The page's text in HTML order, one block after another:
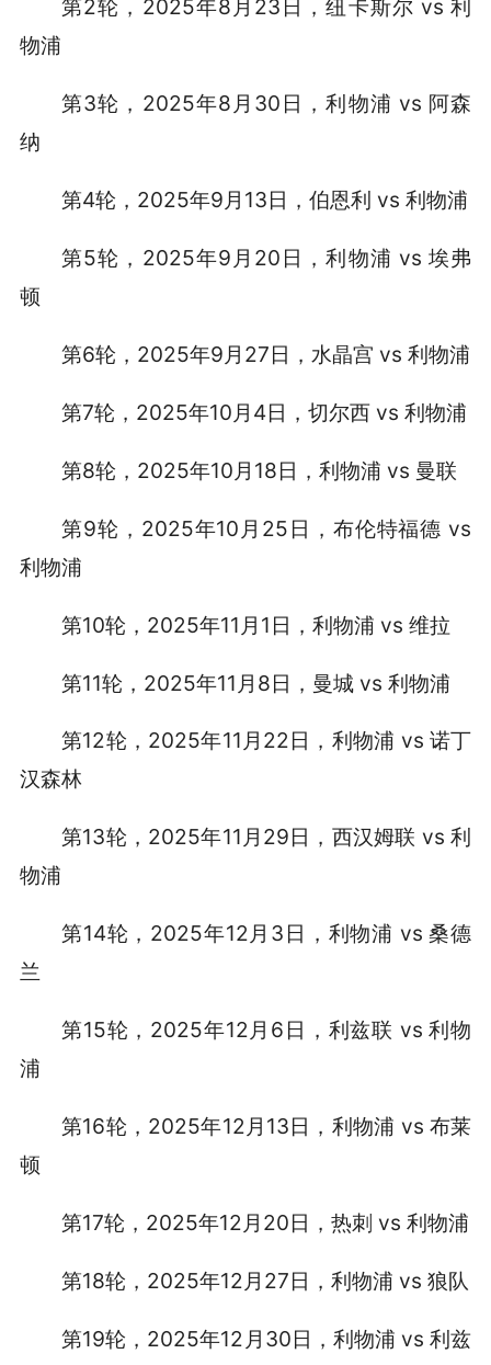
第2轮，2025年8月23日，纽卡斯尔 vs 利
物浦
第3轮，2025年8月30日，利物浦 vs 阿森
纳
第4轮，2025年9月13日，伯恩利 vs 利物浦
第5轮，2025年9月20日，利物浦 vs 埃弗
顿
第6轮，2025年9月27日，水晶宫 vs 利物浦
第7轮，2025年10月4日，切尔西 vs 利物浦
第8轮，2025年10月18日，利物浦 vs 曼联
第9轮，2025年10月25日，布伦特福德 vs
利物浦
第10轮，2025年11月1日，利物浦 vs 维拉
第11轮，2025年11月8日，曼城 vs 利物浦
第12轮，2025年11月22日，利物浦 vs 诺丁
汉森林
第13轮，2025年11月29日，西汉姆联 vs 利
物浦
第14轮，2025年12月3日，利物浦 vs 桑德
兰
第15轮，2025年12月6日，利兹联 vs 利物
浦
第16轮，2025年12月13日，利物浦 vs 布莱
顿
第17轮，2025年12月20日，热刺 vs 利物浦
第18轮，2025年12月27日，利物浦 vs 狼队
第19轮，2025年12月30日，利物浦 vs 利兹